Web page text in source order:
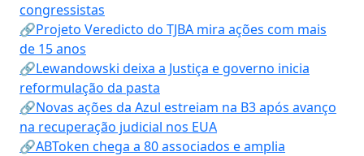
congressistas
🔗Projeto Veredicto do TJBA mira ações com mais
de 15 anos
🔗Lewandowski deixa a Justiça e governo inicia
reformulação da pasta
🔗Novas ações da Azul estreiam na B3 após avanço
na recuperação judicial nos EUA
🔗ABToken chega a 80 associados e amplia